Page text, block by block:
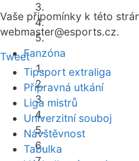
Fanzóna
Vaše připomínky k této
webmaster@esports.cz.
Tweet
Tipsport extraliga
Přípravná utkání
Liga mistrů
Univerzitní souboj
Návštěvnost
Tabulka